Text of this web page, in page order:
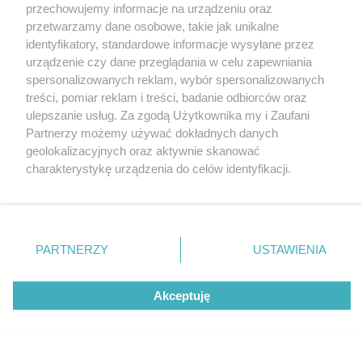
Nie zapomnij
zapoznać się z:
polityką prywatności regulamin korzystania z portali
Twojemiasto
Piekary Śląskie
Chorzów
Tarnowskie Góry
Gliwice
Skontakuj sięz nami
Kontakt
Wydawca
Redakcja
przechowujemy informacje na urządzeniu oraz
przetwarzamy dane osobowe, takie jak unikalne
identyfikatory, standardowe informacje wysyłane przez
urządzenie czy dane przeglądania w celu zapewniania
spersonalizowanych reklam, wybór spersonalizowanych
treści, pomiar reklam i treści, badanie odbiorców oraz
ulepszanie usług. Za zgodą Użytkownika my i Zaufani
Partnerzy możemy używać dokładnych danych
geolokalizacyjnych oraz aktywnie skanować
charakterystykę urządzenia do celów identyfikacji.
zmienić/wycofać klikając przycisk ustawień prywatności
znajdujący się w lewym dolnym rogu strony
rodzaje przetwarzania danych nie wymagają zgody
użytkownika, ale masz prawo sprzeciwić się takiemu
przetwarzaniu. Preferencje będą miały zastosowania tylko
PARTNERZY USTAWIENIA
Akceptuję